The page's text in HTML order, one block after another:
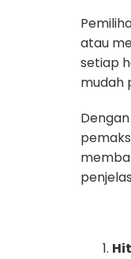
atau
setiap
mudah